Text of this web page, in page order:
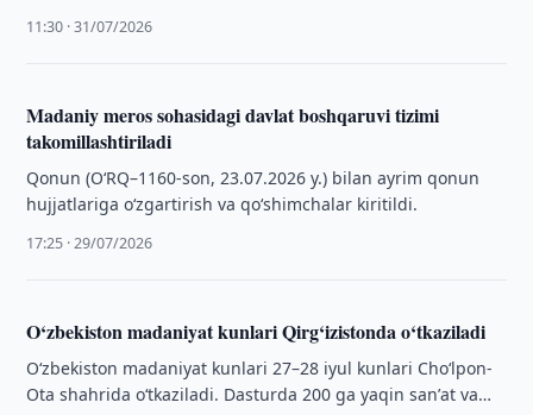
11:30 · 31/07/2026
Madaniy meros sohasidagi davlat boshqaruvi tizimi
takomillashtiriladi
Qonun (O‘RQ–1160-son, 23.07.2026 y.) bilan ayrim qonun
hujjatlariga o‘zgartirish va qo‘shimchalar kiritildi.
17:25 · 29/07/2026
O‘zbekiston madaniyat kunlari Qirg‘izistonda o‘tkaziladi
O‘zbekiston madaniyat kunlari 27–28 iyul kunlari Cho‘lpon-
Ota shahrida o‘tkaziladi. Dasturda 200 ga yaqin sanʼat va